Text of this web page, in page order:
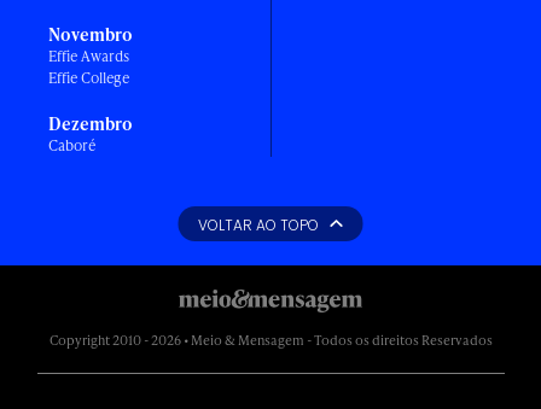
Novembro
Effie Awards
Effie College
Dezembro
Caboré
VOLTAR AO TOPO
Copyright 2010 - 2026 • Meio & Mensagem - Todos os direitos Reservados